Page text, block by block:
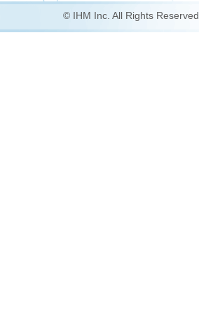
© IHM Inc. All Rights Reserved.